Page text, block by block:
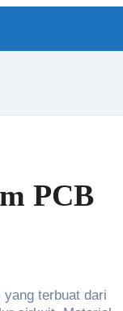
PCB
terbuat dari